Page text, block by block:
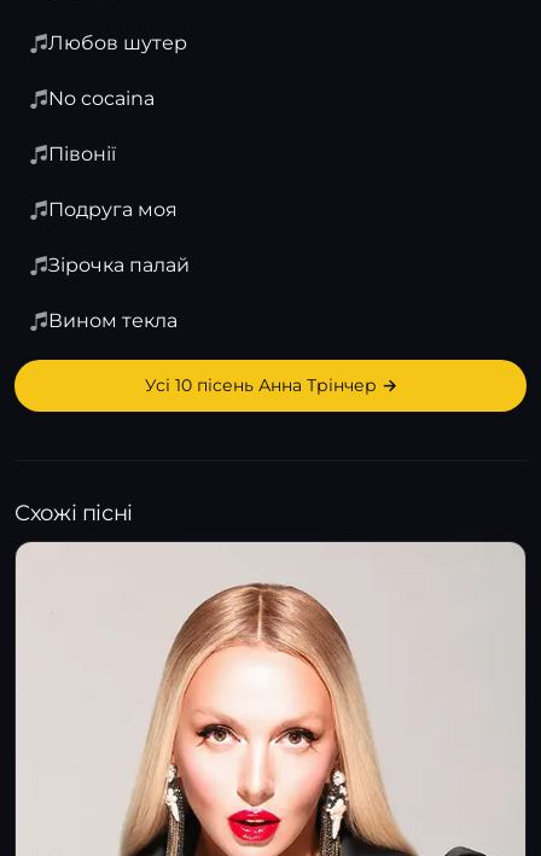
Любов шутер
No cocaina
Півонії
Подруга моя
Зірочка палай
Вином текла
Усі 10 пісень Анна Трінчер →
Схожі пісні